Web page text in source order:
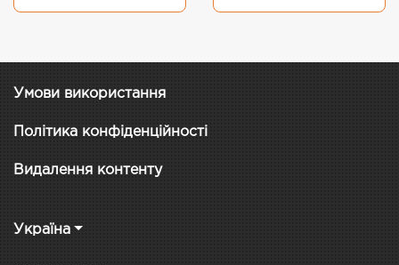
Умови використання
Політика конфіденційності
Видалення контенту
Україна